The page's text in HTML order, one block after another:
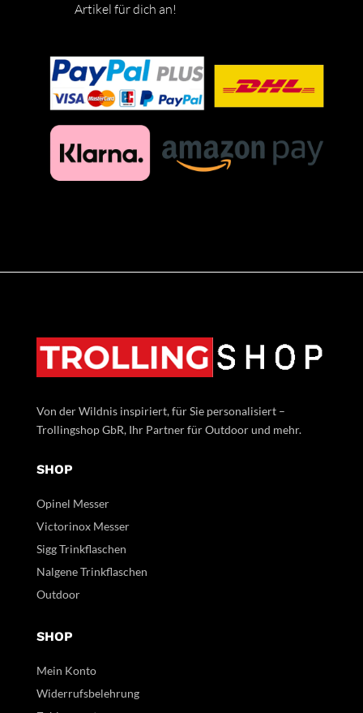
Artikel für dich an!
Von der Wildnis inspiriert, für Sie personalisiert –
Trollingshop GbR, Ihr Partner für Outdoor und mehr.
SHOP
Opinel Messer
Victorinox Messer
Sigg Trinkflaschen
Nalgene Trinkflaschen
Outdoor
SHOP
Mein Konto
Widerrufsbelehrung